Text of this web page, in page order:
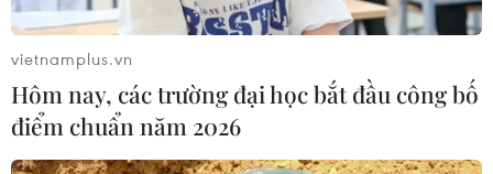
Thái Lan
vietnamplus.vn
Hôm nay, các trường đại học bắt đầu công bố
điểm chuẩn năm 2026